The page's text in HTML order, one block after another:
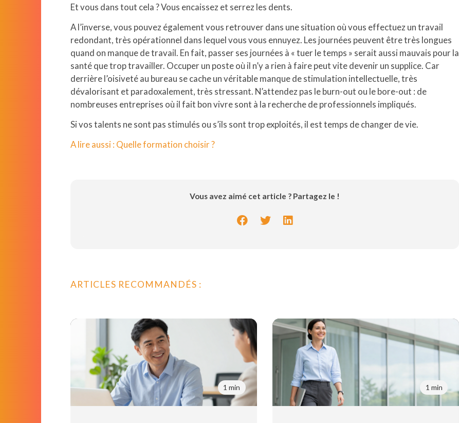
Et vous dans tout cela ? Vous encaissez et serrez les dents.
A l’inverse, vous pouvez également vous retrouver dans une situation où vous effectuez un travail
redondant, très opérationnel dans lequel vous vous ennuyez. Les journées peuvent être très longues
quand on manque de travail. En fait, passer ses journées à « tuer le temps » serait aussi mauvais pour la
santé que trop travailler. Occuper un poste où il n’y a rien à faire peut vite devenir un supplice. Car
derrière l’oisiveté au bureau se cache un véritable manque de stimulation intellectuelle, très
dévalorisant et paradoxalement, très stressant. N’attendez pas le burn-out ou le bore-out : de
nombreuses entreprises où il fait bon vivre sont à la recherche de professionnels impliqués.
Si vos talents ne sont pas stimulés ou s’ils sont trop exploités, il est temps de changer de vie.
A lire aussi : Quelle formation choisir ?
Vous avez aimé cet article ? Partagez le !
ARTICLES RECOMMANDÉS :
1 min 1 min